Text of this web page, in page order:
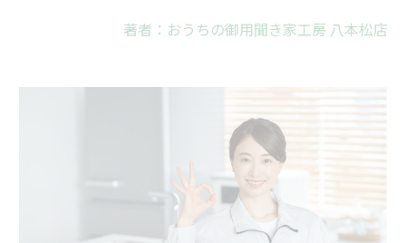
著者：おうちの御用聞き家工房 八本松店